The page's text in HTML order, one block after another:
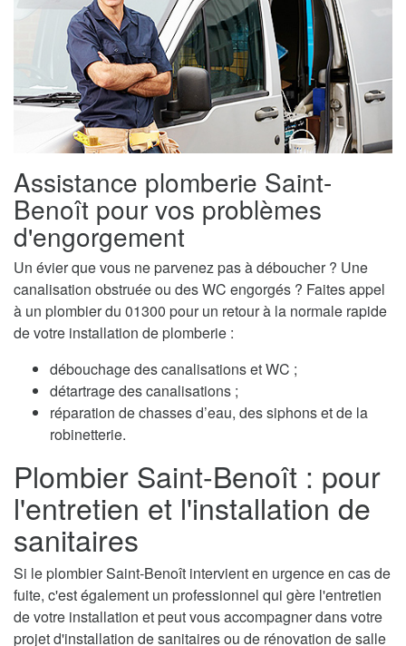
Assistance plomberie Saint-
Benoît pour vos problèmes
d'engorgement
Un évier que vous ne parvenez pas à déboucher ? Une
canalisation obstruée ou des WC engorgés ? Faites appel
à un plombier du 01300 pour un retour à la normale rapide
de votre installation de plomberie :
débouchage des canalisations et WC ;
détartrage des canalisations ;
réparation de chasses d’eau, des siphons et de la
robinetterie.
Plombier Saint-Benoît : pour
l'entretien et l'installation de
sanitaires
Si le plombier Saint-Benoît intervient en urgence en cas de
fuite, c'est également un professionnel qui gère l'entretien
de votre installation et peut vous accompagner dans votre
projet d'installation de sanitaires ou de rénovation de salle